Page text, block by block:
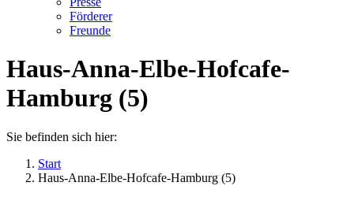
Förderer
Freunde
Haus-Anna-Elbe-Hofcafe-
Hamburg (5)
Sie befinden sich hier:
Start
Haus-Anna-Elbe-Hofcafe-Hamburg (5)